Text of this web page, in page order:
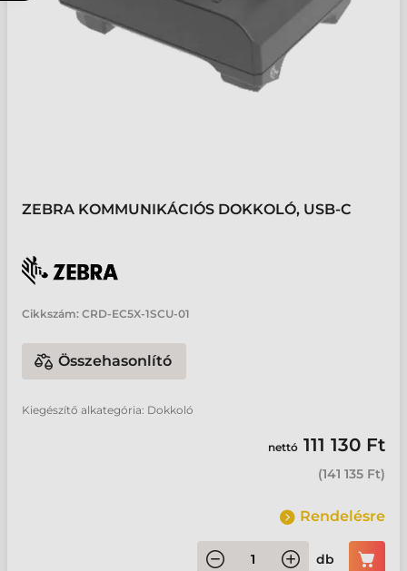
ZEBRA KOMMUNIKÁCIÓS DOKKOLÓ, USB-C
Cikkszám: CRD-EC5X-1SCU-01
Összehasonlító
Kiegészítő alkategória: Dokkoló
nettó 111 130 Ft
(141 135 Ft)
Rendelésre
db